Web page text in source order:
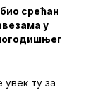
срећан
у
увек ту за